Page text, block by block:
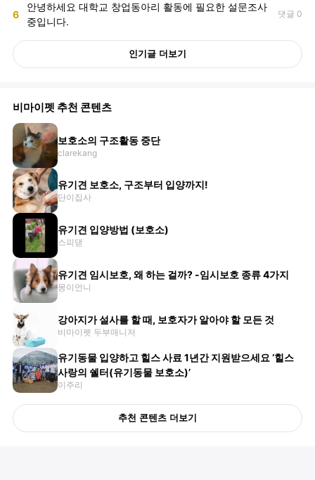
6
안녕하세요 대학교 창업동아리 활동에 필요한 설문조사
중입니다.
댓글 0
인기글 더보기
비마이펫 추천 콘텐츠
보호소의 구조활동 중단
clarekang
유기견 보호소, 구조부터 입양까지!
단이집사
유기견 입양방법 (보호소)
스피댇
유기견 임시보호, 왜 하는 걸까? -임시보호 종류 4가지
몽이언니
강아지가 설사를 할 때, 보호자가 알아야 할 모든 것
비마이펫 두부매니저
유기동물 입양하고 힐스 사료 1년간 지원받으세요 ‘힐스
사랑의 쉘터(유기동물 보호소)’
이주리
추천 콘텐츠 더보기